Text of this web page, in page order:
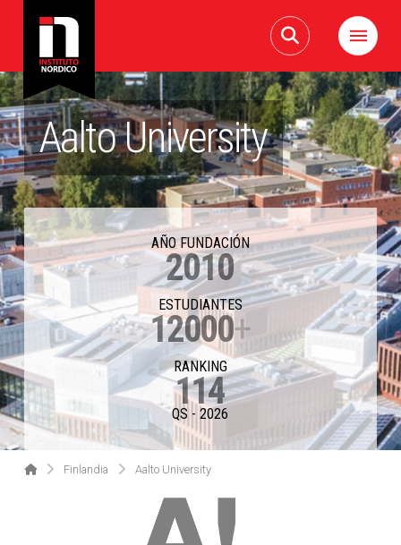
Aalto University
AÑO FUNDACIÓN
2010
ESTUDIANTES
12000+
RANKING
114
QS - 2026
Home Finlandia Aalto University